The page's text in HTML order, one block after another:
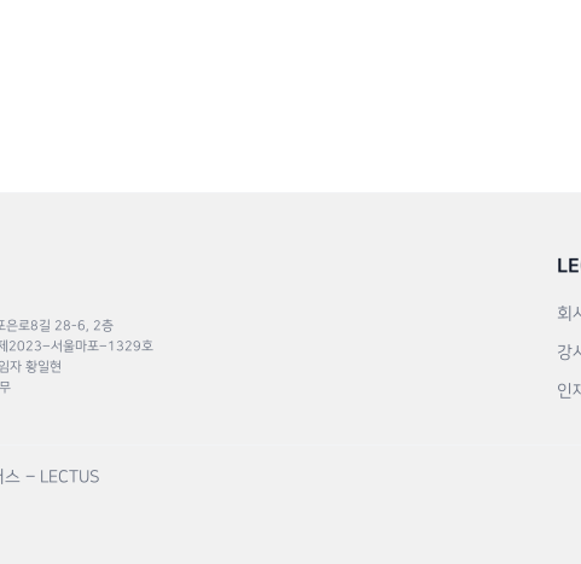
은로8길 28-6, 2층
2023–서울마포–1329호
자 황일현
회
강
인
– LECTUS